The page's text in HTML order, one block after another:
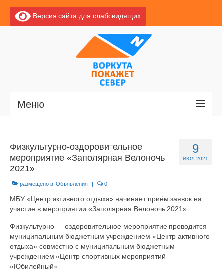
Версия сайта для слабовидящих
Меню
Новости
О Воркуте
Базы отдыха
О центре
Документы
9
ИЮЛ 2021
Физкультурно-оздоровительное
мероприятие «Заполярная Велоночь
2021»
размещено в: Объявления | 0
МБУ «Центр активного отдыха» начинает приём заявок на
участие в мероприятии «Заполярная Велоночь 2021»
Физкультурно — оздоровительное мероприятие проводится
муниципальным бюджетным учреждением «Центр активного
отдыха» совместно с муниципальным бюджетным
учреждением «Центр спортивных мероприятий
«Юбилейный»